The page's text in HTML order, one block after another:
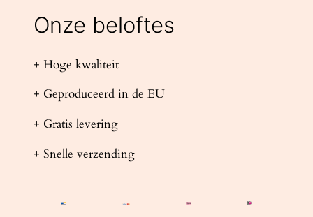
Onze beloftes
+ Hoge kwaliteit
+ Geproduceerd in de EU
+ Gratis levering
+ Snelle verzending